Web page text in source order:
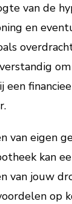
van de
en
een
van eigen
kan
van jouw
op